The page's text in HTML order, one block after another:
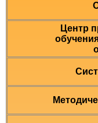
Центр